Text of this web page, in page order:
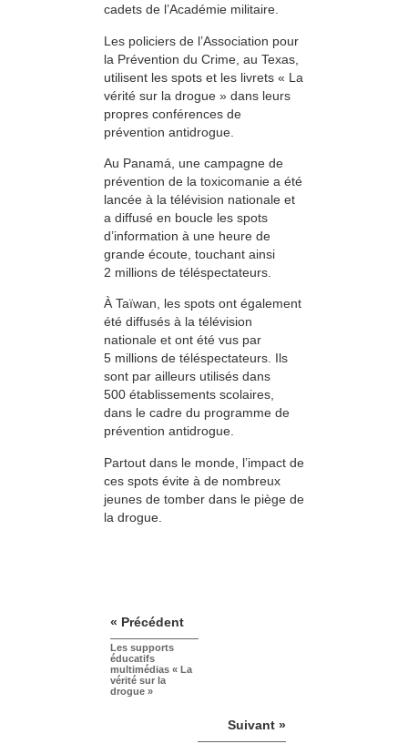
cadets de l’Académie militaire.
Les policiers de l’Association pour
la Prévention du Crime, au Texas,
utilisent les spots et les livrets « La
vérité sur la drogue » dans leurs
propres conférences de
prévention antidrogue.
Au Panamá, une campagne de
prévention de la toxicomanie a été
lancée à la télévision nationale et
a diffusé en boucle les spots
d’information à une heure de
grande écoute, touchant ainsi
2 millions de téléspectateurs.
À Taïwan, les spots ont également
été diffusés à la télévision
nationale et ont été vus par
5 millions de téléspectateurs. Ils
sont par ailleurs utilisés dans
500 établissements scolaires,
dans le cadre du programme de
prévention antidrogue.
Partout dans le monde, l’impact de
ces spots évite à de nombreux
jeunes de tomber dans le piège de
la drogue.
« Précédent
Les supports
éducatifs
multimédias « La
vérité sur la
drogue »
Suivant »